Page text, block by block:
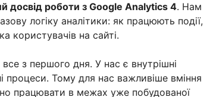
досвід роботи з Google Analytics 4. Нам
логіку аналітики: як працюють події,
користувачів на сайті.
з першого дня. У нас є внутрішні
процеси. Тому для нас важливіше вміння
працювати в межах уже побудованої